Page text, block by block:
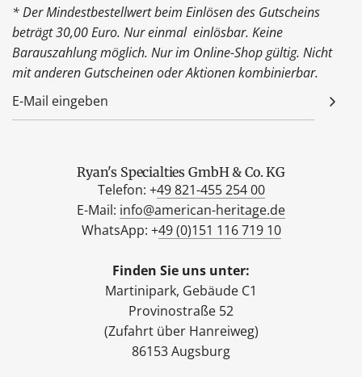
* Der Mindestbestellwert beim Einlösen des Gutscheins
beträgt 30,00 Euro. Nur einmal einlösbar. Keine
Barauszahlung möglich. Nur im Online-Shop gültig. Nicht
mit anderen Gutscheinen oder Aktionen kombinierbar.
Ryan's Specialties GmbH & Co. KG
Telefon: +49 821-455 254 00
E-Mail: info@american-heritage.de
WhatsApp: +49 (0)151 116 719 10
Finden Sie uns unter:
Martinipark, Gebäude C1
Provinostraße 52
(Zufahrt über Hanreiweg)
86153 Augsburg